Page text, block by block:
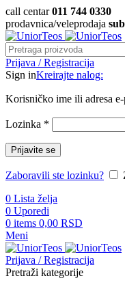
call centar011 744 0330
prodavnica/veleprodaja
Prijava / Registracija
Sign inKreirajte nalog:
Korisničko ime ili adresa e-
Lozinka *
Prijavite se
Zaboravili ste lozinku?
0 Lista želja
0 Uporedi
0 items 0,00 RSD
Meni
Prijava / Registracija
Pretraži kategorije